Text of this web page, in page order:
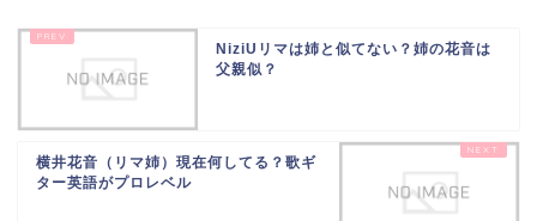
NiziUリマは姉と似てない？姉の花音は
父親似？
横井花音（リマ姉）現在何してる？歌ギ
ター英語がプロレベル